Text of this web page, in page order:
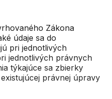
Zákona
údaje sa do
pri jednotlivých
jednotlivých právnych
týkajúce sa zbierky
právnej úpravy